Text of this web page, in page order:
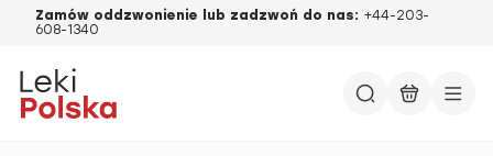
Zamów oddzwonienie lub zadzwoń do nas: +44-203-
608-1340